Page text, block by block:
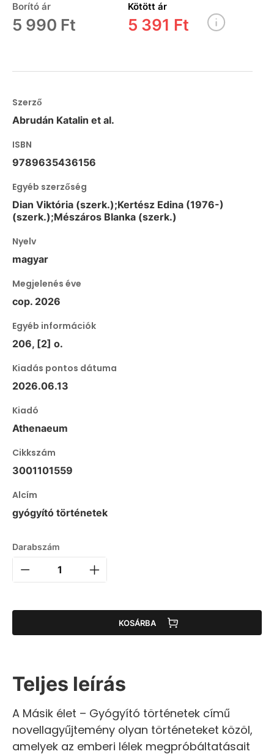
Borító ár
5 990 Ft
Kötött ár
5 391 Ft
Szerző
Abrudán Katalin et al.
ISBN
9789635436156
Egyéb szerzőség
Dian Viktória (szerk.);Kertész Edina (1976-)
(szerk.);Mészáros Blanka (szerk.)
Nyelv
magyar
Megjelenés éve
cop. 2026
Egyéb információk
206, [2] o.
Kiadás pontos dátuma
2026.06.13
Kiadó
Athenaeum
Cikkszám
3001101559
Alcím
gyógyító történetek
Darabszám
KOSÁRBA
Teljes leírás
A Másik élet – Gyógyító történetek című
novellagyűjtemény olyan történeteket közöl,
amelyek az emberi lélek megpróbáltatásait